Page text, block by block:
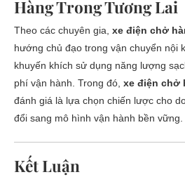
Hàng Trong Tương Lai
Theo các chuyên gia, xe điện chở
hướng chủ đạo trong vận chuyển nội
khuyến khích sử dụng năng lượng
phí vận hành. Trong đó, xe điện chở
đánh giá là lựa chọn chiến lược cho
đổi sang mô hình vận hành bền vững.
Kết Luận